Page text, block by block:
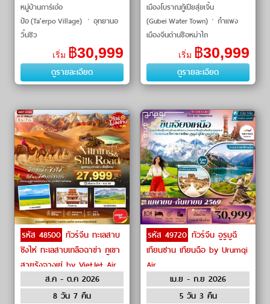
หมู่บ้านถาร์เอ๋อ
ป้อ (Ta’erpo Village) ㆍอุทยานอ
วิ๋นซิว
ซาน (Yunxiu Mountain Park) ㆍ
ถ้ำน้ำแข็งอวิ๋นซิว
ซาน (Yunxiu Ice Cave) ㆍน้ำตกหู
โข่ว�
เริ่ม ฿30,999
ดูรายละเอียด
เมืองโบราณกู้เปียสุ่ยเจิ้น
(Gubei Water Town)ㆍกำแพง
เมืองจีนด่านซือหม่าไถ
(Simatai Great Wall)ㆍยูนิเวอร์
แซล ปักกิ่ง รีสอร์ต (Universa
เริ่ม ฿30,999
ดูรายละเอียด
รหัส 48500 ทัวร์จีน ทะเลสาบ
ชิงไห่ ทะเลสาบเกลือฉาข่า ภูเขา
สายรุ้งจางเย่ by VietJet Air
ส.ค - ต.ค 2026
8 วัน 7 คืน
รหัส 49720 ทัวร์จีน อูรูมูฉี
เทียนซาน เทียนฉือ by Urumqi
Air
เม.ย - ก.ย 2026
5 วัน 3 คืน